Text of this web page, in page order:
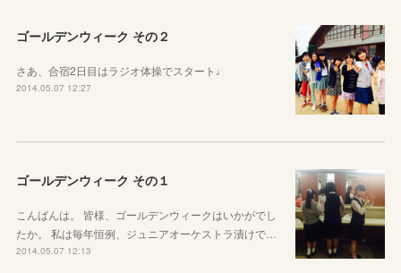
ゴールデンウィーク その２
さあ、合宿2日目はラジオ体操でスタート♩
2014.05.07 12:27
ゴールデンウィーク その１
こんばんは。 皆様、ゴールデンウィークはいかがでし
たか。 私は毎年恒例、ジュニアオーケストラ漬けで…
2014.05.07 12:13